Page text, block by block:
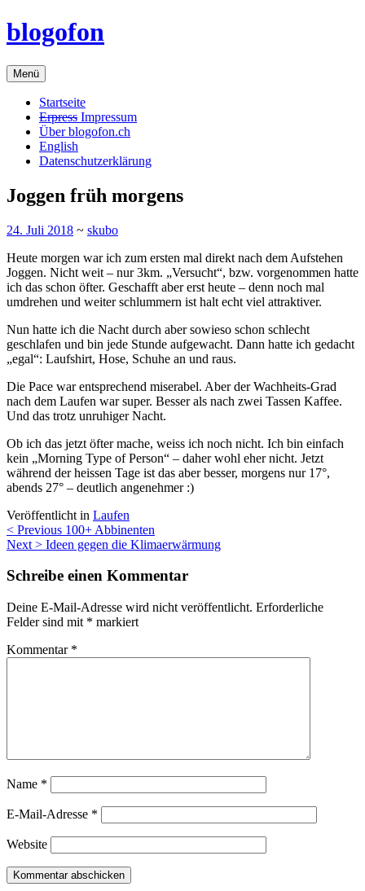
Zum
Inhalt
blogofon
Menü
Startseite
Erpress Impressum
Über blogofon.ch
English
Datenschutzerklärung
Joggen früh morgens
24. Juli 2018 ~ skubo
Heute morgen war ich zum ersten mal direkt nach dem Aufstehen
Joggen. Nicht weit – nur 3km. „Versucht“, bzw. vorgenommen hatte
ich das schon öfter. Geschafft aber erst heute – denn noch mal
umdrehen und weiter schlummern ist halt echt viel attraktiver.
Nun hatte ich die Nacht durch aber sowieso schon schlecht
geschlafen und bin jede Stunde aufgewacht. Dann hatte ich gedacht
„egal“: Laufshirt, Hose, Schuhe an und raus.
Die Pace war entsprechend miserabel. Aber der Wachheits-Grad
nach dem Laufen war super. Besser als nach zwei Tassen Kaffee.
Und das trotz unruhiger Nacht.
Ob ich das jetzt öfter mache, weiss ich noch nicht. Ich bin einfach
kein „Morning Type of Person“ – daher wohl eher nicht. Jetzt
während der heissen Tage ist das aber besser, morgens nur 17°,
abends 27° – deutlich angenehmer :)
Veröffentlicht in Laufen
Beitragsnavigation
< Previous 100+ Abbinenten
Next > Ideen gegen die Klimaerwärmung
Schreibe einen Kommentar
Deine E-Mail-Adresse wird nicht veröffentlicht. Erforderliche
Felder sind mit * markiert
Kommentar *
Name *
E-Mail-Adresse *
Website